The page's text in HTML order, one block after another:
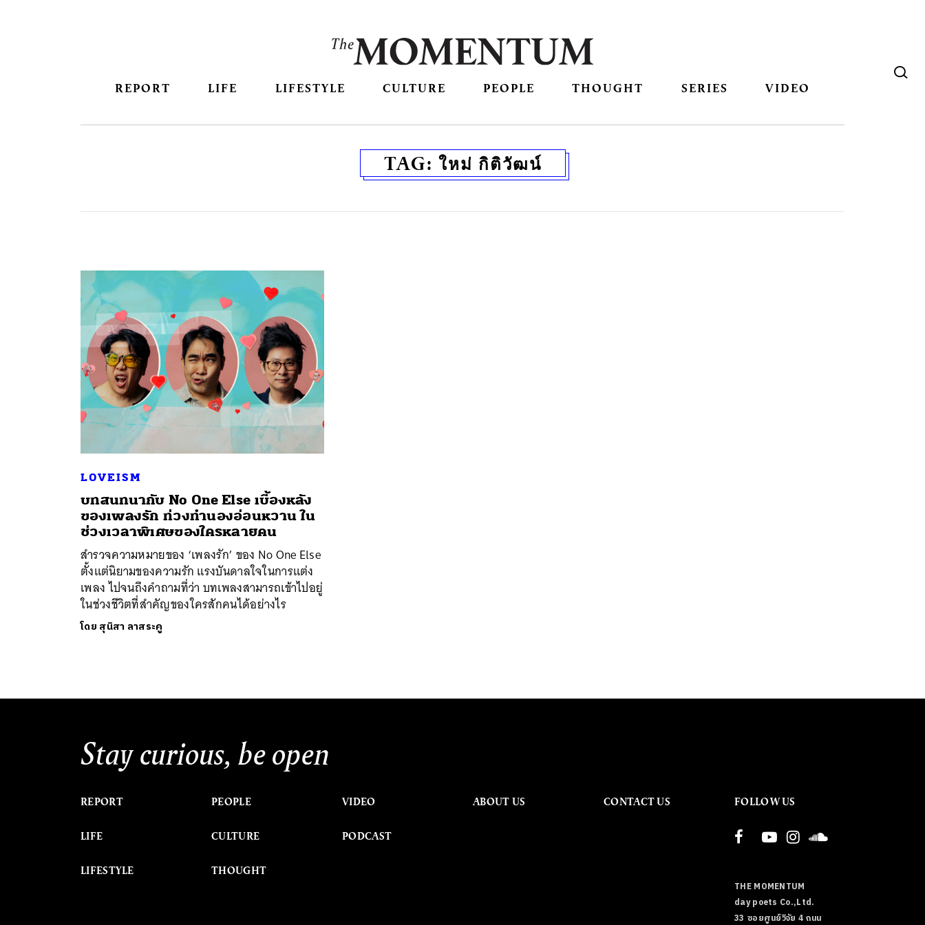
REPORT LIFE LIFESTYLE CULTURE PEOPLE THOUGHT SERIES VIDEO
TAG: ใหม่ กิติวัฒน์
LOVEISM
บทสนทนากับ No One Else เบื้องหลัง
ของเพลงรัก ท่วงทำนองอ่อนหวาน ใน
ช่วงเวลาพิเศษของใครหลายคน
สำรวจความหมายของ ‘เพลงรัก’ ของ No One Else
ตั้งแต่นิยามของความรัก แรงบันดาลใจในการแต่ง
เพลง ไปจนถึงคำถามที่ว่า บทเพลงสามารถเข้าไปอยู่
ในช่วงชีวิตที่สำคัญของใครสักคนได้อย่างไร
โดย สุนิสา ลาสระคู
Stay curious, be open
REPORT
LIFE
LIFESTYLE
PEOPLE
CULTURE
THOUGHT
VIDEO
PODCAST
ABOUT US CONTACT US FOLLOW US
THE MOMENTUM
day poets Co.,Ltd.
33 ซอยศูนย์วิจัย 4 ถนน
ค้นหา